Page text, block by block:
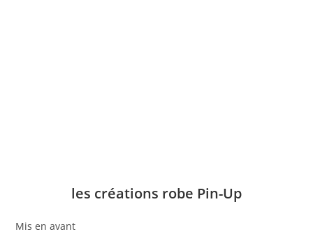
les créations robe Pin-Up
Mis en avant